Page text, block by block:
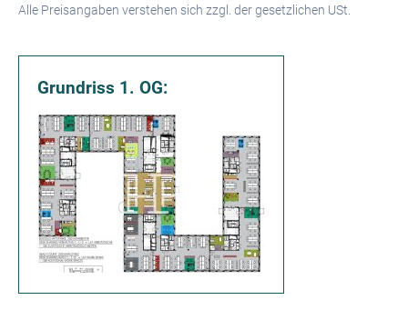
Alle Preisangaben verstehen sich zzgl. der gesetzlichen USt.
Grundriss 1. OG: